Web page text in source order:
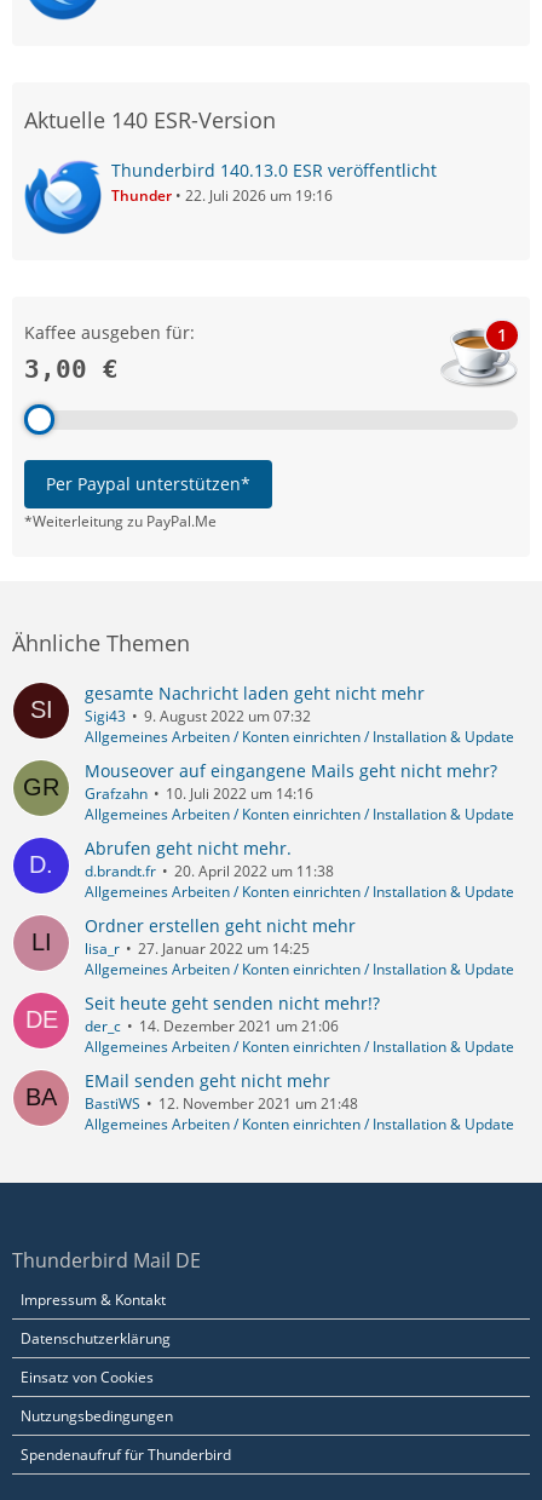
Aktuelle 140 ESR-Version
Thunderbird 140.13.0 ESR veröffentlicht
Thunder 22. Juli 2026 um 19:16
Kaffee ausgeben für:
3,00 €
1
Per Paypal unterstützen*
*Weiterleitung zu PayPal.Me
Ähnliche Themen
gesamte Nachricht laden geht nicht mehr
Sigi43
9. August 2022 um 07:32
Allgemeines Arbeiten / Konten einrichten / Installation & Update
Mouseover auf eingangene Mails geht nicht mehr?
Grafzahn
10. Juli 2022 um 14:16
Allgemeines Arbeiten / Konten einrichten / Installation & Update
Abrufen geht nicht mehr.
d.brandt.fr
20. April 2022 um 11:38
Allgemeines Arbeiten / Konten einrichten / Installation & Update
Ordner erstellen geht nicht mehr
lisa_r
27. Januar 2022 um 14:25
Allgemeines Arbeiten / Konten einrichten / Installation & Update
Seit heute geht senden nicht mehr!?
der_c
14. Dezember 2021 um 21:06
Allgemeines Arbeiten / Konten einrichten / Installation & Update
EMail senden geht nicht mehr
BastiWS
12. November 2021 um 21:48
Allgemeines Arbeiten / Konten einrichten / Installation & Update
Thunderbird Mail DE
Impressum & Kontakt
Datenschutzerklärung
Einsatz von Cookies
Nutzungsbedingungen
Spendenaufruf für Thunderbird